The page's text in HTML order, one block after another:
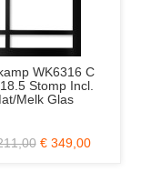
WK6316 C
Stomp Incl.
Melk Glas
€ 349,00